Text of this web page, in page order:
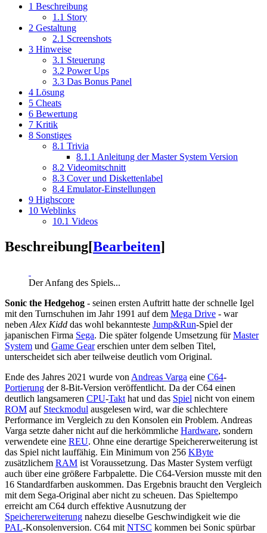
1 Beschreibung
1.1 Story
2 Gestaltung
2.1 Screenshots
3 Hinweise
3.1 Steuerung
3.2 Power Ups
3.3 Das Bonus Panel
4 Lösung
5 Cheats
6 Bewertung
7 Kritik
8 Sonstiges
8.1 Trivia
8.1.1 Anleitung der Master System Version
8.2 Videomitschnitt
8.3 Cover und Diskettenlabel
8.4 Emulator-Einstellungen
9 Highscore
10 Weblinks
10.1 Videos
Beschreibung[Bearbeiten]
Der Anfang des Spiels...
Sonic the Hedgehog - seinen ersten Auftritt hatte der schnelle Igel
mit den Turnschuhen im Jahr 1991 auf dem Mega Drive - war
neben Alex Kidd das wohl bekannteste Jump&Run-Spiel der
japanischen Firma Sega. Die später folgende Umsetzung fürMaster
System und Game Gearerschien unter dem selben Titel,
unterscheidet sich aber teilweise deutlich vom Original.
Ende des Jahres 2021 wurde von Andreas Varga eine C64-
Portierung der 8-Bit-Version veröffentlicht. Da der C64 einen
deutlich langsameren CPU-Takt hat und das Spiel nicht von einem
ROM auf Steckmodul ausgelesen wird, war die schlechtere
Performance im Vergleich zu den Konsolen ein Problem. Andreas
Varga setzte daher nicht auf die herkömmliche Hardware, sondern
verwendete eine REU. Ohne eine derartige Speichererweiterung ist
das Spiel nicht lauffähig. Ein Minimum von 256 KByte
zusätzlichem RAM ist Voraussetzung. Das Master System verfügt
auch über eine größere Farbpalette. Die C64-Version musste mit den
16 Standardfarben auskommen. Das Ergebnis braucht den Vergleich
mit dem Sega-Original aber nicht zu scheuen. Das Spieltempo
erreicht am C64 durch effektive Ausnutzung der
Speichererweiterung nahezu dieselbe Geschwindigkeit wie die
PAL-Konsolenversion. C64 mit NTSC kommen bei Sonic spürbar